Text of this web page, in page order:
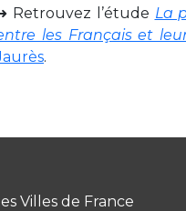
Retrouvez l’étude La
les Français et
.
Villes de France